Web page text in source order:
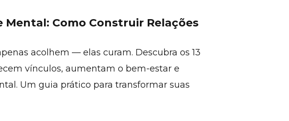
Mental: Como Construir Relações
acolhem — elas curam. Descubra os 13
vínculos, aumentam o bem-estar e
Um guia prático para transformar suas